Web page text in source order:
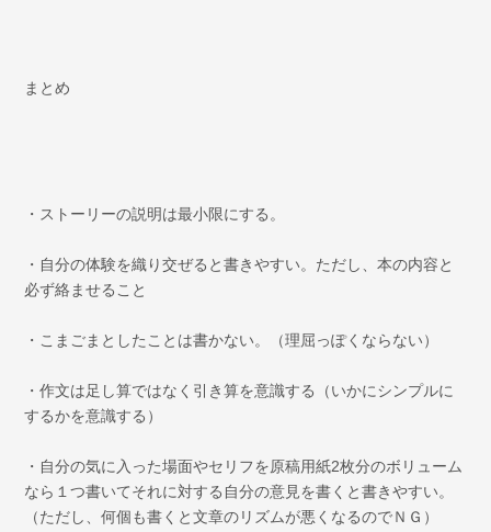
まとめ
・ストーリーの説明は最小限にする。
・自分の体験を織り交ぜると書きやすい。ただし、本の内容と
必ず絡ませること
・こまごまとしたことは書かない。（理屈っぽくならない）
・作文は足し算ではなく引き算を意識する（いかにシンプルに
するかを意識する）
・自分の気に入った場面やセリフを原稿用紙2枚分のボリューム
なら１つ書いてそれに対する自分の意見を書くと書きやすい。
（ただし、何個も書くと文章のリズムが悪くなるのでＮＧ）